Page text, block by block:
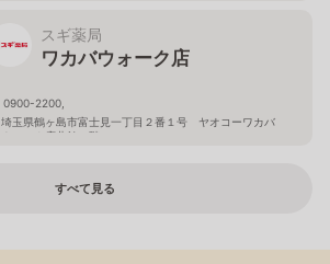
スギ薬局
ワカバウォーク店
0900-2200,
埼玉県鶴ヶ島市富士見一丁目２番１号 ヤオコーワカバ
ウォーク店北館１階
すべて見る